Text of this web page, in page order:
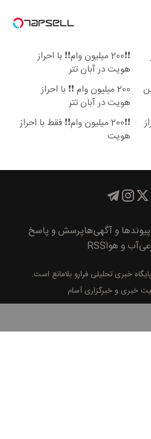
❗❗200 میلیون وام❗❗ با احراز
هویت در آبان تتر
200 میلیون وام ❗❗ با احراز
هویت در آبان تتر
❗❗200 میلیون وام❗❗ فقط با احراز
هویت
پیوند‌ها و آگهی‌هاپرسش و پاسخ
آب و هواRSS
پايگاه خبری تحليلی فراروبلامانع است.
خبری و خبرگزاری آسام